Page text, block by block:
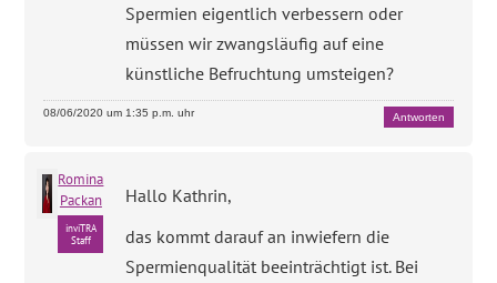
Spermien eigentlich verbessern oder
müssen wir zwangsläufig auf eine
künstliche Befruchtung umsteigen?
08/06/2020 um 1:35 p.m. uhr Antworten
Romina
Packan
inviTRA
Staff
Hallo Kathrin,
das kommt darauf an inwiefern die
Spermienqualität beeinträchtigt ist. Bei